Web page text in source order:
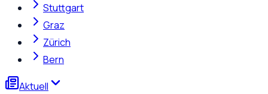
Stuttgart
Graz
Zürich
Bern
Aktuell